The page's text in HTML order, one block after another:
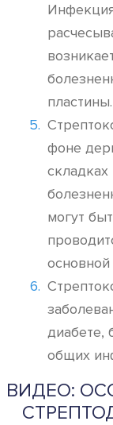
пластины.
фоне
могут
основной
диабете,
общих
ВИДЕО: